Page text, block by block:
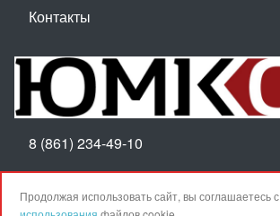
Контакты
8 (861) 234-49-10
Пн-Пт 8:30-17:30
Продолжая использовать сайт, вы соглашаетесь с